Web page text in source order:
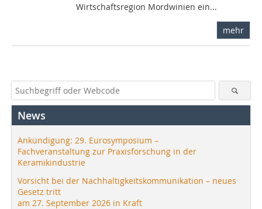
Wirtschaftsregion Mordwinien ein...
mehr
News
Ankündigung: 29. Eurosymposium –
Fachveranstaltung zur Praxisforschung in der
Keramikindustrie
Vorsicht bei der Nachhaltigkeitskommunikation – neues
Gesetz tritt
am 27. September 2026 in Kraft